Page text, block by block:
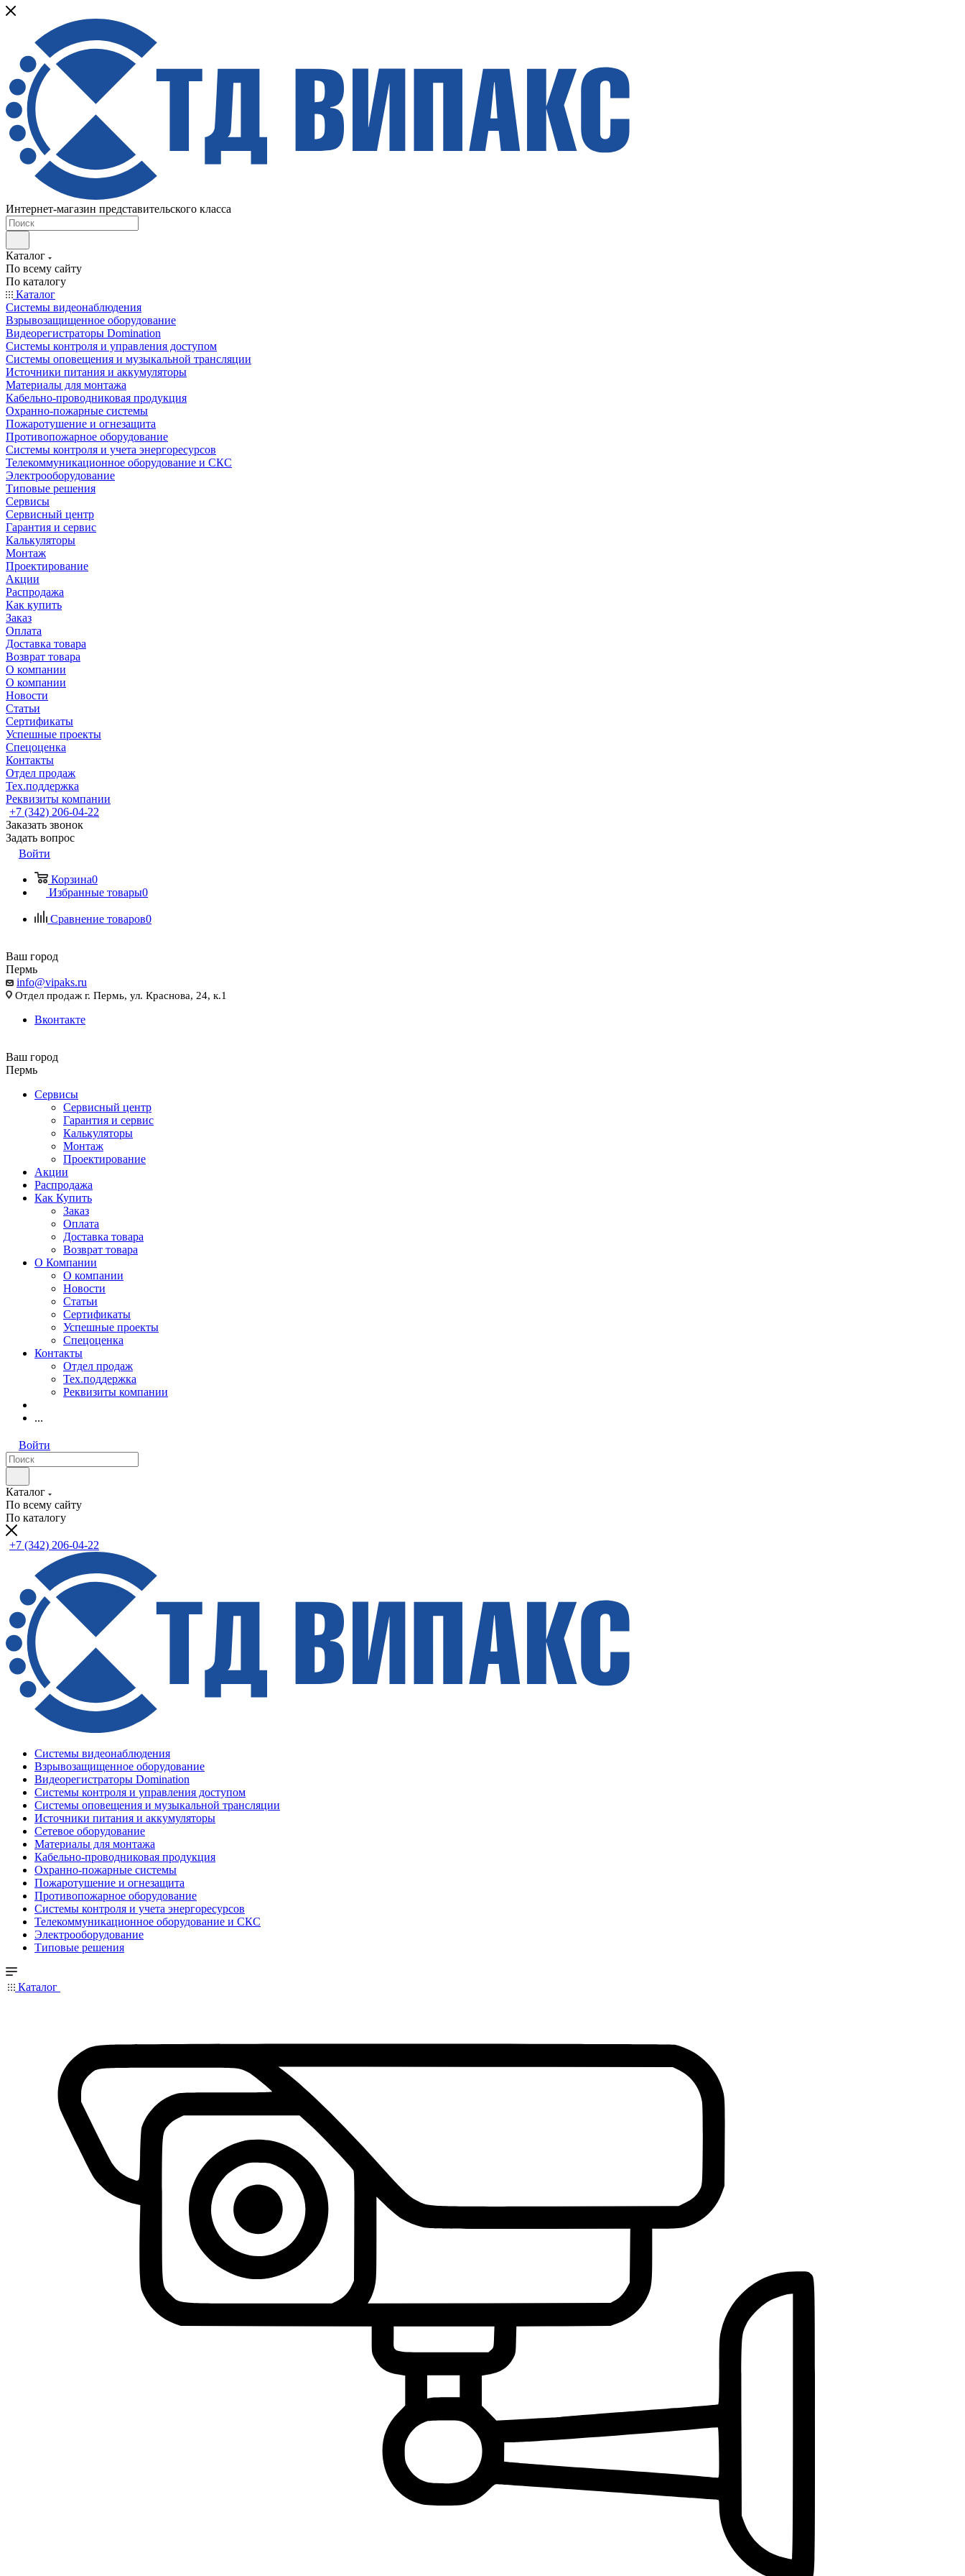
Интернет-магазин представительского класса
Каталог
По всему сайту
По каталогу
Каталог
Системы видеонаблюдения
Взрывозащищенное оборудование
Видеорегистраторы Domination
Системы контроля и управления доступом
Системы оповещения и музыкальной трансляции
Источники питания и аккумуляторы
Материалы для монтажа
Кабельно-проводниковая продукция
Охранно-пожарные системы
Пожаротушение и огнезащита
Противопожарное оборудование
Системы контроля и учета энергоресурсов
Телекоммуникационное оборудование и СКС
Электрооборудование
Типовые решения
Сервисы
Сервисный центр
Гарантия и сервис
Калькуляторы
Монтаж
Проектирование
Акции
Распродажа
Как купить
Заказ
Оплата
Доставка товара
Возврат товара
О компании
О компании
Новости
Статьи
Сертификаты
Успешные проекты
Спецоценка
Контакты
Отдел продаж
Тех.поддержка
Реквизиты компании
+7 (342) 206-04-22
Заказать звонок
Задать вопрос
Войти
Корзина0
Избранные товары0
Сравнение товаров0
Ваш город
Пермь
info@vipaks.ru
Отдел продаж г. Пермь, ул. Краснова, 24, к.1
Вконтакте
Ваш город
Пермь
Сервисы
Сервисный центр
Гарантия и сервис
Калькуляторы
Монтаж
Проектирование
Акции
Распродажа
Как Купить
Заказ
Оплата
Доставка товара
Возврат товара
О Компании
О компании
Новости
Статьи
Сертификаты
Успешные проекты
Спецоценка
Контакты
Отдел продаж
Тех.поддержка
Реквизиты компании
...
Войти
Каталог
По всему сайту
По каталогу
+7 (342) 206-04-22
Системы видеонаблюдения
Взрывозащищенное оборудование
Видеорегистраторы Domination
Системы контроля и управления доступом
Системы оповещения и музыкальной трансляции
Источники питания и аккумуляторы
Сетевое оборудование
Материалы для монтажа
Кабельно-проводниковая продукция
Охранно-пожарные системы
Пожаротушение и огнезащита
Противопожарное оборудование
Системы контроля и учета энергоресурсов
Телекоммуникационное оборудование и СКС
Электрооборудование
Типовые решения
Каталог